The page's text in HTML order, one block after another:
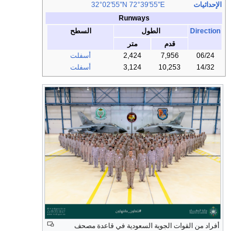
الإحداثيات
32°02′55″N 72°39′55″E
Runways
Direction
الطول
السطح
قدم
متر
06/24
7,956
2,424
أسفلت
14/32
10,253
3,124 أسفلت
أفراد من القوات الجوية السعودية في قاعدة مصحف